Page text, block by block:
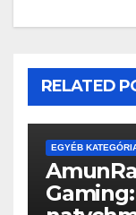
RELATED
EGYÉB